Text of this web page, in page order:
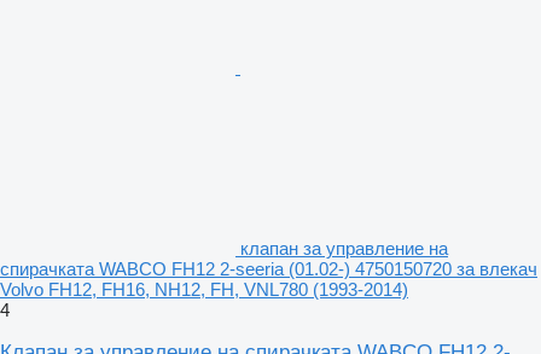
клапан за управление на
спирачката WABCO FH12 2-seeria (01.02-) 4750150720 за влекач
Volvo FH12, FH16, NH12, FH, VNL780 (1993-2014)
4